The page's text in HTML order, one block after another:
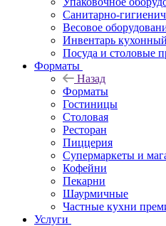
Санитарно-
Весовое
Инвентарь кухонный
Посуда и столовые
Форматы
Назад
Форматы
Гостиницы
Столовая
Ресторан
Пиццерия
Супермаркеты и
Кофейни
Пекарни
Шаурмичные
Частные кухни
Услуги